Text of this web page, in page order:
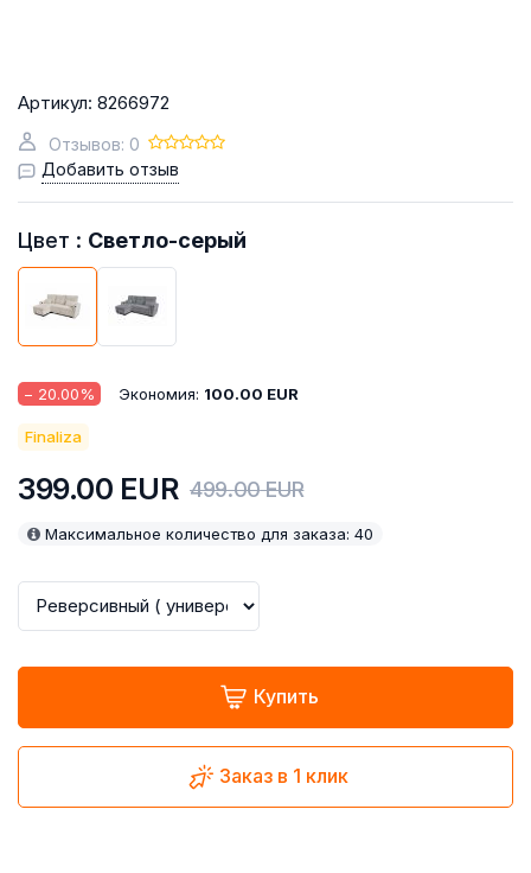
Артикул: 8266972
Отзывов: 0
Добавить отзыв
Цвет : Светло-серый
− 20.00% Экономия: 100.00 EUR
Finaliza
399.00 EUR 499.00EUR
Максимальное количество для заказа: 40
Купить
Заказ в 1 клик